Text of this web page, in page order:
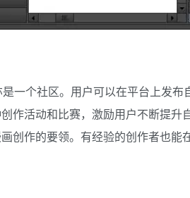
一个社区。用户可以在平台上发
作活动和比赛，激励用户不断提升
创作的要领。有经验的创作者也能